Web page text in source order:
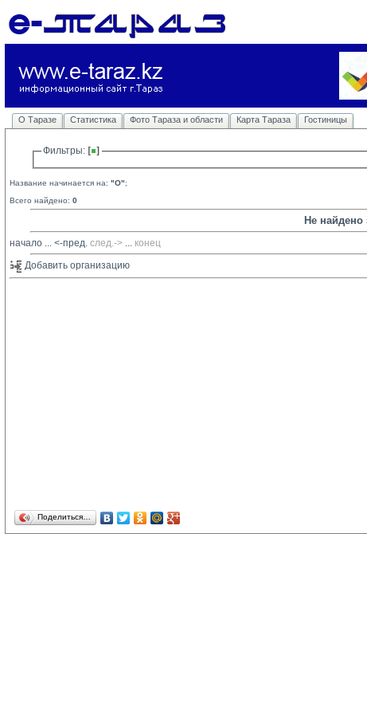
О Таразе Статистика Фото Тараза и области Карта Тараза Гостиницы
Фильтры:
Название начинается на: "O";
Всего найдено: 0
Не
начало ... <-пред. след.-> ... конец
Добавить организацию
Поделиться…